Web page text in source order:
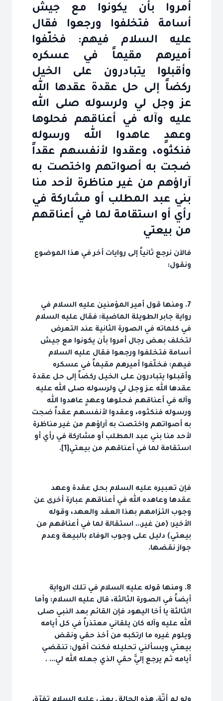
أمروا بأن يكونوا مع جيش
أسامة فتخلفوا ورجعوا فقال
عليه السلام فيهم: فخلّفوا
أميرهم مقيماً في عسكره
وأقبلوا يتبادرون على الخيل
ركضاً إلى حل عقدة عقدها الله
عز وجل لي ولرسوله صلى الله
عليه وآله في أعناقهم فحلوها
وعهدٍ عاهدوا الله ورسوله
فنكثوه، وعقدوا لأنفسهم عقداً
ضجت به أصواتهم واختصت به
آراؤهم من غير مناظرة لأحد منا
بني عبد المطلب أو مشاركة في
رأي أو استقامة لما في أعناقهم
من بيعتي
فالآن نرجع ثانياً إلى روايات أخر في هذا الموضوع
ونقول:
7. ومنها قول أمير المؤمنين عليه السلام في
رواية جابر الطويلة الماضية: فقال عليه السلام
في كلماته في الصورة الثانية عند التعرض
لتخلف بعض رجال أمروا بأن يكونوا مع جيش
أسامة فتخلفوا ورجعوا فقال عليه السلام
فيهم: فخلّفوا أميرهم مقيماً في عسكره
وأقبلوا يتبادرون على الخيل ركضاً إلى حل عقدة
عقدها الله عز وجل لي ولرسوله صلى الله عليه
وآله في أعناقهم فحلوها وعهدٍ عاهدوا الله
ورسوله فنكثوه، وعقدوا لأنفسهم عقداً ضجت
به أصواتهم واختصت به آراؤهم من غير مناظرة
لأحد منا بني عبد المطلب أو مشاركة في رأي أو
استقامة لما في أعناقهم من بيعتي[1].
فإن تعبيره عليه السلام بحل عقدة وعهد
عقدها وعاهده الله في أعناقهم عبارة أخرى عن
وجوب التزامهم بهذا العقد والعهد، وقوله
الأخير: (من غير... استقالة لما في أعناقهم من
بيعتي) دليل على وجوب الوفاء بالبيعة وعدم
جواز نقضها.
8. ومنها قوله عليه السلام في تلك الرواية
أيضاً في الصورة الثالثة، قال عليه السلام: وأما
الثالثة يا أخا اليهود فإن القائم بعد النبي صلى
الله عليه وآله كان يلقاني معتذراً في كل أيامه
ويلوم غيره ما ارتكبه من أخذ حقي ونقض
بيعتي ويسألني تحليله فكنت أقول: تنقضي
أيامه ثم يرجع إليَّ حقي الذي جعله الله لي... .